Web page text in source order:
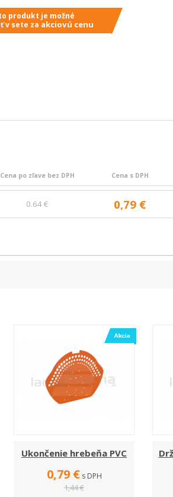
produkt je možné
v sete za akciovú cenu
Cena po zľave bez DPH Cena s DPH
0.64 € 0,79 €
Ukončenie hrebeňa PVC
0,79 € s DPH
1,44 €